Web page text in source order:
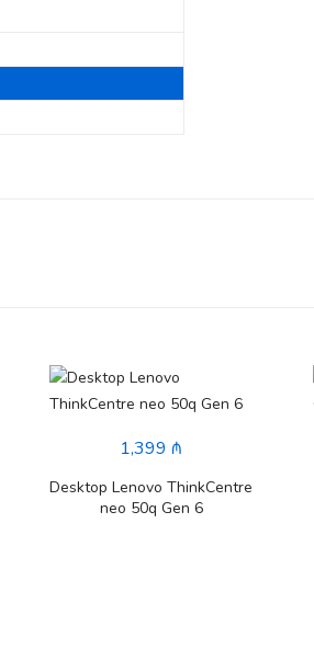
1,399 ₼
Desktop Lenovo ThinkCentre
neo 50q Gen 6